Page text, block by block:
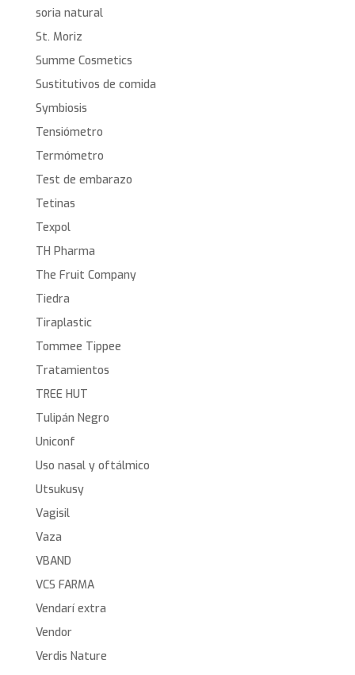
soria natural
St. Moriz
Summe Cosmetics
Sustitutivos de comida
Symbiosis
Tensiómetro
Termómetro
Test de embarazo
Tetinas
Texpol
TH Pharma
The Fruit Company
Tiedra
Tiraplastic
Tommee Tippee
Tratamientos
TREE HUT
Tulipán Negro
Uniconf
Uso nasal y oftálmico
Utsukusy
Vagisil
Vaza
VBAND
VCS FARMA
Vendarí extra
Vendor
Verdis Nature